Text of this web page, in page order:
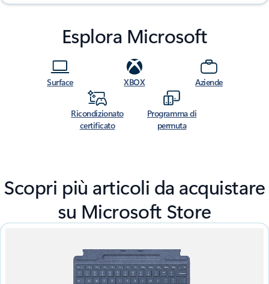
Esplora Microsoft
Surface XBOX Aziende
Ricondizionato
certificato
Programma di
permuta
Scopri più articoli da acquistare
su Microsoft Store